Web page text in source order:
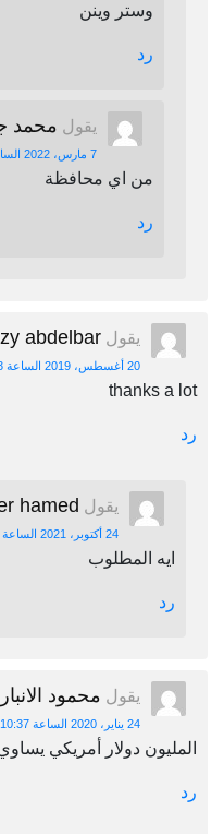
وستر وينن
رد
يقول محمد
7 مارس، 2022 الساعة 7:22 م
من اي محافظة
رد
يقول abdelbar
20 أغسطس، 2019 الساعة 11:23 ص
thanks a lot
رد
يقول hamed
24 أكتوبر، 2021 الساعة 12:13 م
ايه المطلوب
رد
يقول محمود
24 يناير، 2020 الساعة 10:37 م
المليون دولار أمريكي
رد